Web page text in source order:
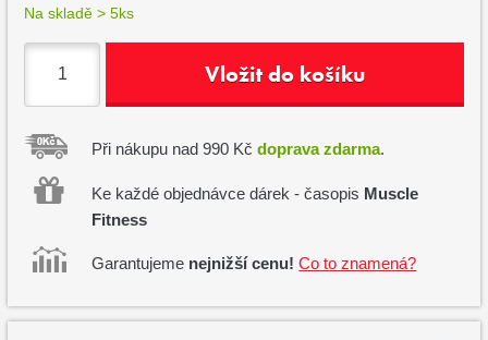
Na skladě > 5ks
Vložit do košíku
Při nákupu nad 990 Kčdoprava zdarma.
Ke každé objednávce dárek - časopis Muscle
Fitness
Garantujeme nejnižší cenu! Co to znamená?